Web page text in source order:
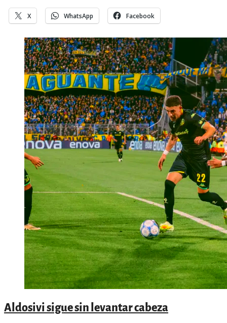
X WhatsApp Facebook
Aldosivi sigue sin levantar cabeza